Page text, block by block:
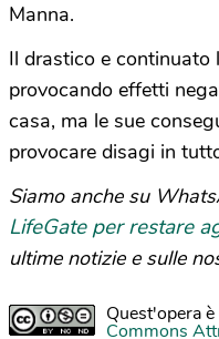
Manna.
Il drastico e
provocando effetti
casa, ma le sue
provocare disagi in
Siamo anche su
LifeGate per restare
ultime notizie e sulle
Quest'opera
Commons